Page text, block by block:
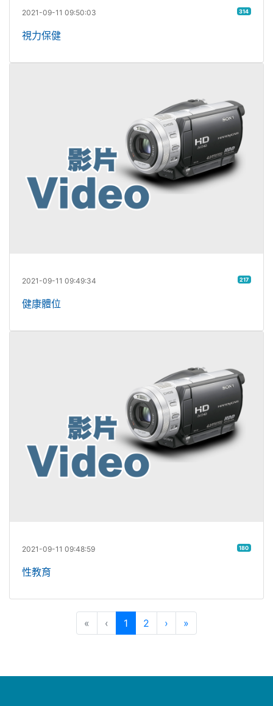
314
2021-09-11 09:50:03
視力保健
217
2021-09-11 09:49:34
健康體位
180
2021-09-11 09:48:59
性教育
« ‹ 1 (目前頁次)
2 › 下一頁
»